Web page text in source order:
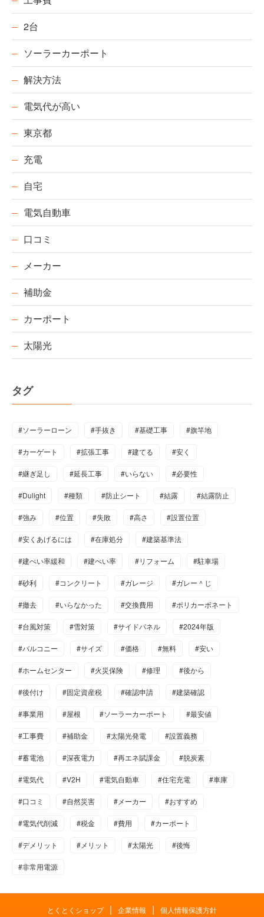
2台
ソーラーカーポート
解決方法
電気代が高い
東京都
充電
自宅
電気自動車
口コミ
メーカー
補助金
カーポート
太陽光
タグ
#ソーラーローン #手抜き #基礎工事 #旗竿地
#カーゲート #拡張工事 #建てる #安く
#継ぎ足し #延長工事 #いらない #必要性
#Dulight #種類 #防止シート #結露 #結露防止
#強み #位置 #失敗 #高さ #設置位置
#安くあげるには #在庫処分 #建築基準法
#建ぺい率緩和 #建ぺい率 #リフォーム #駐車場
#砂利 #コンクリート #ガレージ #ガレー＾じ
#撤去 #いらなかった #交換費用 #ポリカーボネート
#台風対策 #雪対策 #サイドパネル #2024年版
#バルコニー #サイズ #価格 #無料 #安い
#ホームセンター #火災保険 #修理 #後から
#後付け #固定資産税 #確認申請 #建築確認
#事業用 #屋根 #ソーラーカーポート #最安値
#工事費 #補助金 #太陽光発電 #設置義務
#蓄電池 #深夜電力 #再エネ賦課金 #脱炭素
#電気代 #V2H #電気自動車 #住宅充電 #車庫
#口コミ #自然災害 #メーカー #おすすめ
#電気代削減 #税金 #費用 #カーポート
#デメリット #メリット #太陽光 #後悔
#非常用電源
とくとくショップ | 企業情報 | 個人情報保護方針